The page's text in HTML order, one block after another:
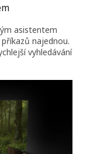
asistentem
najednou.
vyhledávání